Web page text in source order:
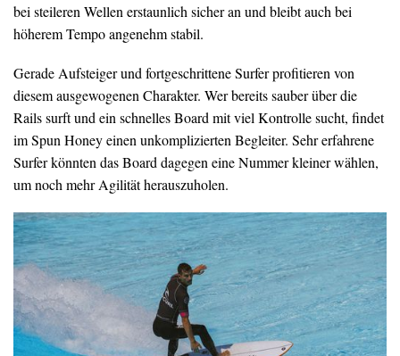
bei steileren Wellen erstaunlich sicher an und bleibt auch bei
höherem Tempo angenehm stabil.
Gerade Aufsteiger und fortgeschrittene Surfer profitieren von
diesem ausgewogenen Charakter. Wer bereits sauber über die
Rails surft und ein schnelles Board mit viel Kontrolle sucht, findet
im Spun Honey einen unkomplizierten Begleiter. Sehr erfahrene
Surfer könnten das Board dagegen eine Nummer kleiner wählen,
um noch mehr Agilität herauszuholen.